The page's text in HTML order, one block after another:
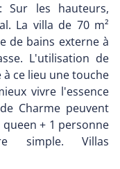
les hauteurs,
La villa de 70 m²
de bains externe à
L'utilisation de
ce lieu une touche
vivre l'essence
Charme peuvent
+ 1 personne
simple. Villas